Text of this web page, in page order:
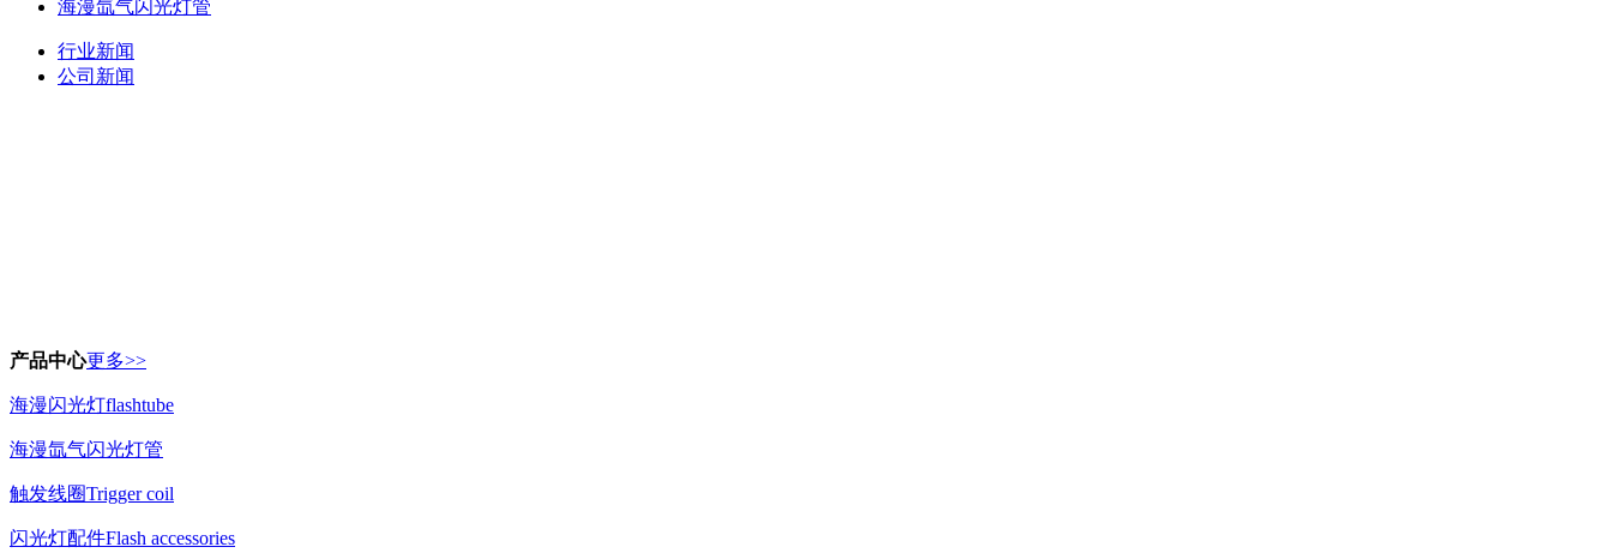
海漫氙气闪光灯管
行业新闻
公司新闻
产品中心更多>>
海漫闪光灯flashtube
海漫氙气闪光灯管
触发线圈Trigger coil
闪光灯配件Flash accessories